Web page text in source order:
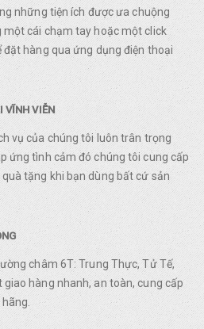
những tiện ích được ưa chuộng
một cái chạm tay hoặc một click
hàng qua ứng dụng điện thoại
VĨNH VIỄN
vụ của chúng tôi luôn trân trọng
ứng tình cảm đó chúng tôi cung cấp
tặng khi bạn dùng bất cứ sản
châm 6T: Trung Thực, Tử Tế,
hàng nhanh, an toàn, cung cấp